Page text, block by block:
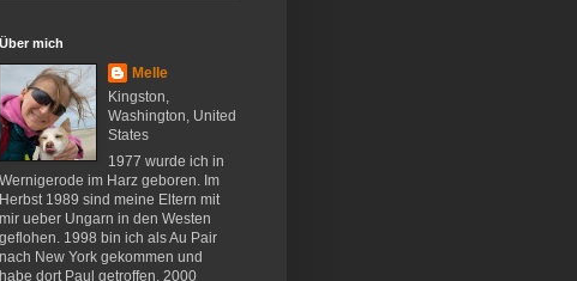
Über mich
Melle
Kingston,
Washington, United
States
1977 wurde ich in
Wernigerode im Harz geboren. Im
Herbst 1989 sind meine Eltern mit
mir ueber Ungarn in den Westen
geflohen. 1998 bin ich als Au Pair
nach New York gekommen und
habe dort Paul getroffen. 2000